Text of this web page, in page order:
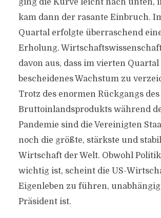
ging die Kurve leicht nach unten,
kam dann der rasante Einbruch.
Quartal erfolgte überraschend
Erholung.
davon aus, dass im vierten Quartal
bescheidenes Wachstum zu
Trotz des enormen Rückgangs des
Bruttoinlandsprodukts während
Pandemie sind die Vereinigten
noch die größte, stärkste und
Wirtschaft der Welt. Obwohl
wichtig ist, scheint die US-
Eigenleben zu führen,
Präsident ist.